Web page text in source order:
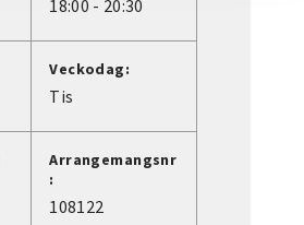
18:00 - 20:30
Veckodag:
Tis
Arrangemangsnr
:
108122